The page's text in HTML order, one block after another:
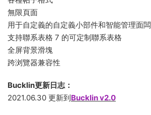
無限頁面
用于自定義的自定義小部件和智能管理面闆
支持聯系表格 7 的可定制聯系表格
全屏背景滑塊
跨浏覽器兼容性
Bucklin更新日志：
2021.06.30 更新到Bucklin v2.0